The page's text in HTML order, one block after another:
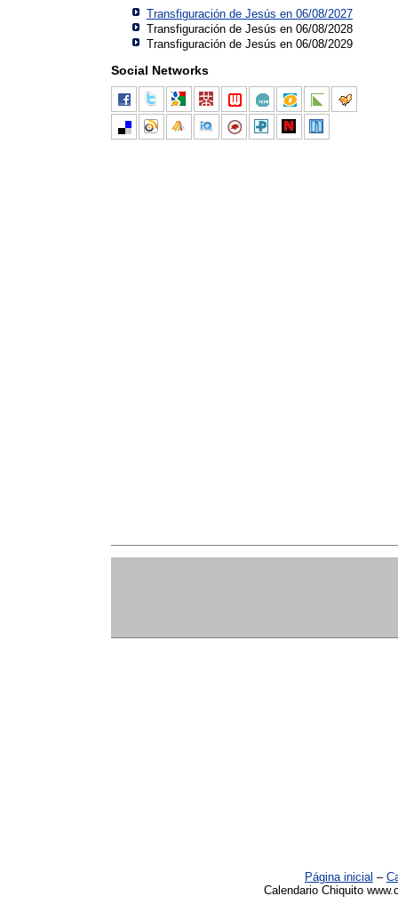
Transfiguración de Jesús en 06/08/2027
Transfiguración de Jesús en 06/08/2028
Transfiguración de Jesús en 06/08/2029
Social Networks
Página inicial –
Calendario Chiquito